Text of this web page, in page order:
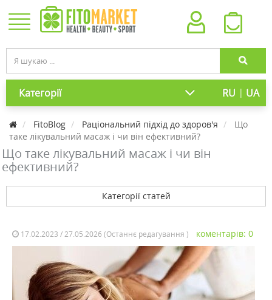
Категорії RU | UA
FitoBlog Раціональний підхід до здоров'я
Що
таке лікувальний масаж і чи він ефективний?
Що таке лікувальний масаж і чи він
ефективний?
Категорії статей
17.02.2023 / 27.05.2026 (Останнє редагування ) коментарів: 0